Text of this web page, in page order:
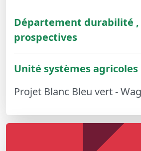
Département durabilité ,
prospectives
Unité systèmes agricoles
Projet Blanc Bleu vert -